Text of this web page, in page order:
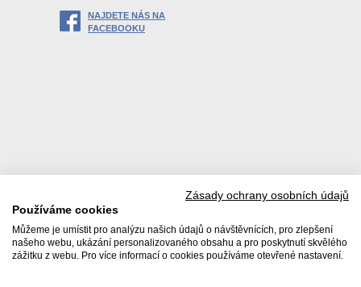
NAJDETE NÁS NA
FACEBOOKU
Zásady ochrany osobních údajů
Používáme cookies
Můžeme je umístit pro analýzu našich údajů o návštěvnících, pro zlepšení
našeho webu, ukázání personalizovaného obsahu a pro poskytnutí skvělého
zážitku z webu. Pro více informací o cookies používáme otevřené nastavení.